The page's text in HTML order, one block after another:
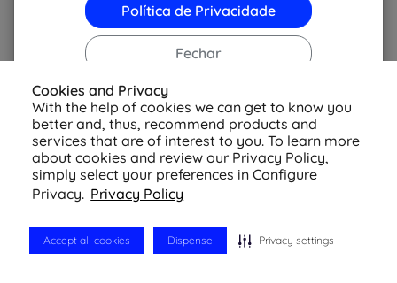
Cookies and Privacy
With the help of cookies we can get to know you
better and, thus, recommend products and
services that are of interest to you. To learn more
about cookies and review our Privacy Policy,
simply select your preferences in Configure
Privacy. Privacy Policy
Accept all cookies Dispense Privacy settings
Política de Privacidade
Política de Privacidade
Fechar